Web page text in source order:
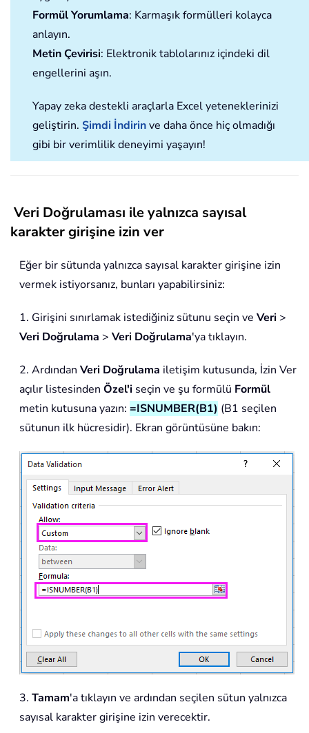
Formül Yorumlama: Karmaşık formülleri kolayca
anlayın.
Metin Çevirisi: Elektronik tablolarınız içindeki dil
engellerini aşın.
Yapay zeka destekli araçlarla Excel yeteneklerinizi
geliştirin. Şimdi İndirinve daha önce hiç olmadığı
gibi bir verimlilik deneyimi yaşayın!
Veri Doğrulaması ile yalnızca sayısal
karakter girişine izin ver
Eğer bir sütunda yalnızca sayısal karakter girişine izin
vermek istiyorsanız, bunları yapabilirsiniz:
1. Girişini sınırlamak istediğiniz sütunu seçin ve Veri >
Veri Doğrulama > Veri Doğrulama'ya tıklayın.
2. Ardından Veri Doğrulama iletişim kutusunda, İzin Ver
açılır listesinden Özel'i seçin ve şu formülü Formül
metin kutusuna yazın: =ISNUMBER(B1) (B1 seçilen
sütunun ilk hücresidir). Ekran görüntüsüne bakın:
3. Tamam'a tıklayın ve ardından seçilen sütun yalnızca
sayısal karakter girişine izin verecektir.